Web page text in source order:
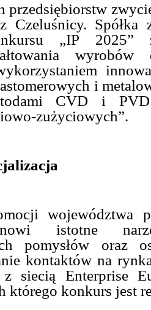
przedsiębiorstw
Spółka
„IP 2025”
i
CVD i
zużyciowych”.
województwa
istotne
pomysłów oraz
kontaktów na
z siecią Enterprise
którego konkurs jest